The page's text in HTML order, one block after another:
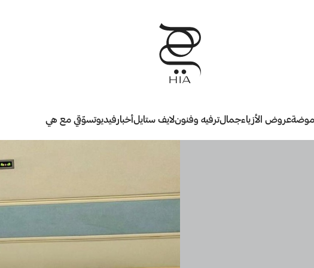
موضةعروض الأزياءجمالترفيه وفنونلايف ستايلأخبارفيديوتسوّقي مع هي